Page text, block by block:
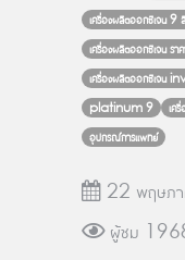
เครื่องผลิตออกซิเจน 9
เครื่องผลิตออกซิเจน รา
เครื่องผลิตออกซิเจ
platinum 9
เค
อุปกรณ์การแพทย์
22 พฤษภ
ผู้ชม